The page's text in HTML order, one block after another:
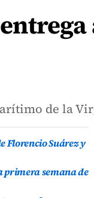
de la
Florencio Suárez y
primera semana de